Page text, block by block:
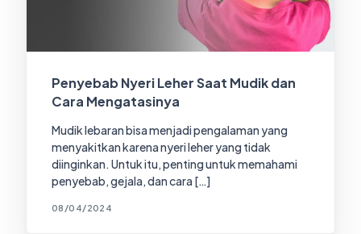
Penyebab Nyeri Leher Saat Mudik dan
Cara Mengatasinya
Mudik lebaran bisa menjadi pengalaman yang
menyakitkan karena nyeri leher yang tidak
diinginkan. Untuk itu, penting untuk memahami
penyebab, gejala, dan cara […]
08/04/2024